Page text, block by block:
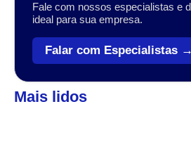
Fale com nossos especialistas e
ideal para sua empresa.
Falar com Especialistas →
Mais lidos